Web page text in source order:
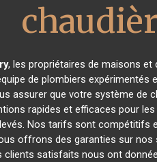
, les propriétaires de maisons et
de plombiers
assurer que votre système de
rapides et efficaces pour les
Nos tarifs sont compétitifs
offrons des garanties sur
clients satisfaits nous ont